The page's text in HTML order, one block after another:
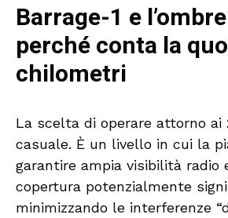
Barrage-1 e
perché conta la
chilometri
La scelta di operare attorno ai
casuale. È un livello in cui la
garantire ampia visibilità radio
copertura potenzialmente
minimizzando le interferenze